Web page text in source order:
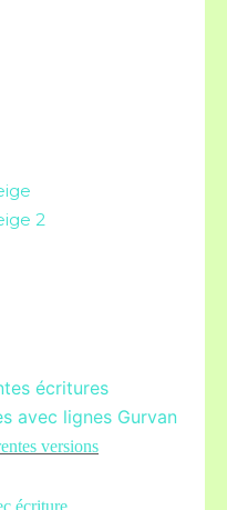
2
écritures
avec lignes Gurvan
versions
écriture